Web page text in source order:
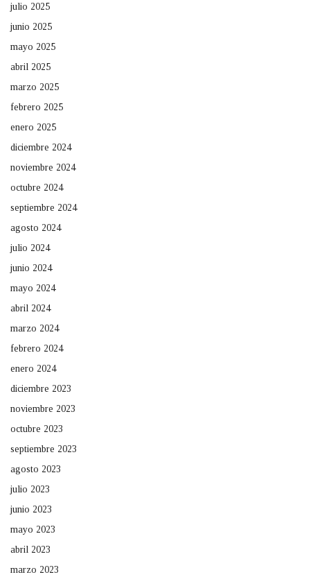
julio 2025
junio 2025
mayo 2025
abril 2025
marzo 2025
febrero 2025
enero 2025
diciembre 2024
noviembre 2024
octubre 2024
septiembre 2024
agosto 2024
julio 2024
junio 2024
mayo 2024
abril 2024
marzo 2024
febrero 2024
enero 2024
diciembre 2023
noviembre 2023
octubre 2023
septiembre 2023
agosto 2023
julio 2023
junio 2023
mayo 2023
abril 2023
marzo 2023